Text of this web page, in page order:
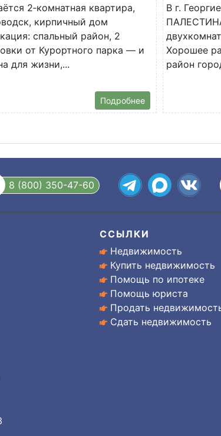
2‑комнатная квартира,
кирпичный дом
спальный район, 2
от Курортного парка — и
для жизни,...
Подробнее
В г.
Хорошее
район
8 (800) 350-47-60
ССЫЛКИ
Недвижимость
Купить недвижимость
Помощь по ипотеке
Помощь юриста
Продать
Сдать недвижимость